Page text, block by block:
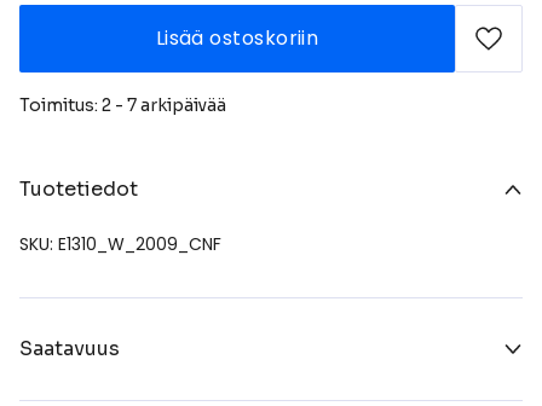
Lisää ostoskoriin
Toimitus: 2 - 7 arkipäivää
Tuotetiedot
SKU: E1310_W_2009_CNF
Saatavuus